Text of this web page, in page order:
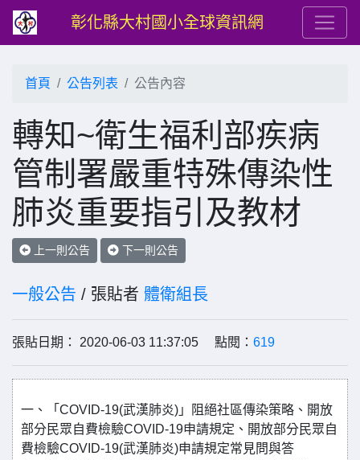
彰化縣大村國小全球資訊網
首頁 公告列表 公告內容
轉知~衛生福利部疾病
管制署嚴重特殊傳染性
肺炎重要指引及教材
上一則公告 下一則公告
一般公告 / 張貼者 體衛組長
張貼日期： 2020-06-03 11:37:05 點閱： 619
一、「COVID‐19(武漢肺炎)」阻絕社區傳染策略、開放
部分民眾自費檢驗COVID-19申請規定、開放部分民眾自
費檢驗COVID-19(武漢肺炎)申請規定常見問與答